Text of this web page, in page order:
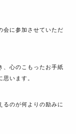
会に参加させていただ
、心のこもったお手紙
います。
るのが何よりの励みに